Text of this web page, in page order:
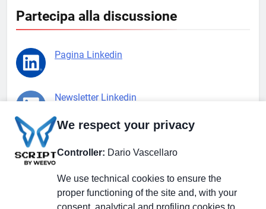
Partecipa alla discussione
Pagina Linkedin
Newsletter Linkedin
Pagina Facebook
We respect your privacy
Controller: Dario Vascellaro
We use technical cookies to ensure the
proper functioning of the site and, with your
consent, analytical and profiling cookies to